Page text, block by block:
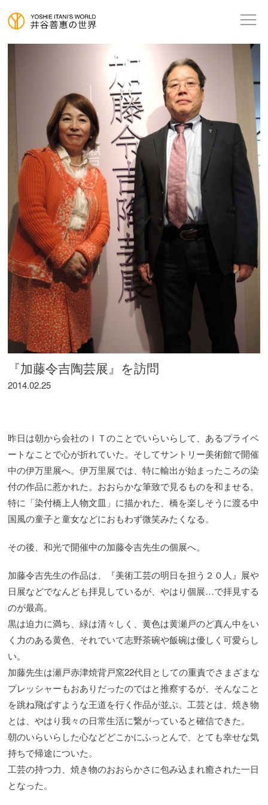
『加藤令吉陶芸展』を訪問
2014.02.25
昨日は朝から会社のＩＴのことでいらいらして、あるプライベ
ートなことで心が折れていた。そしてサントリー美術館で開催
中の伊万里展へ。伊万里展では、特に輸出が始まったころの染
付の作品に惹かれた。おおらかな筆致で見るものを和ませる。
特に「染付橋上人物文皿」に描かれた、橋を楽しそうに渡る中
国風の童子と童女などにおもわず微笑みたくなる。
その後、和光で開催中の加藤令吉先生の個展へ。
加藤令吉先生の作品は、『美術工芸の明日を担う２０人』展や
日展などでなんども拝見しているが、やはり個展…で拝見する
のが最高。
黒は迫力に満ち、緑は清々しく、黄色は黄瀬戸のど真ん中をい
く力のある黄色、それでいて志野茶碗や飯碗は優しく可愛らし
い。
加藤先生は瀬戸赤津焼背戸窯22代目としての重責でさまざまな
プレッシャーもおありだったのではと推察するが、そんなこと
を跳ね飛ばすような王道を行く作品が並ぶ。工芸とは、焼き物
とは、やはり我々の日常生活に繋がっていると確信できた。
朝のいらいらした心などどこかにふっとんで、とても幸せな気
持ちで帰途についた。
工芸の持つ力、焼き物のおおらかさに包み込まれ癒された一日
となった。